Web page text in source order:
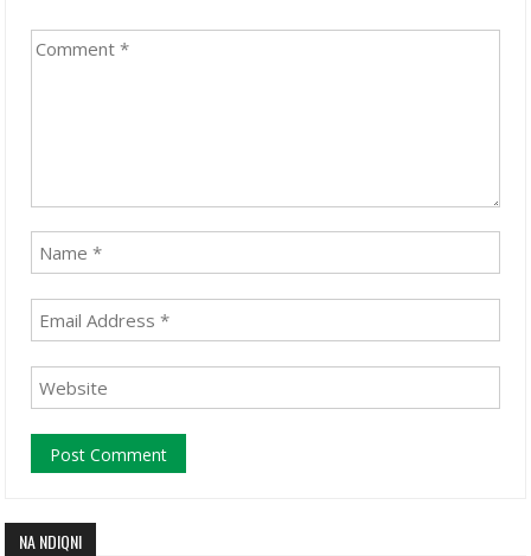
NA NDIQNI